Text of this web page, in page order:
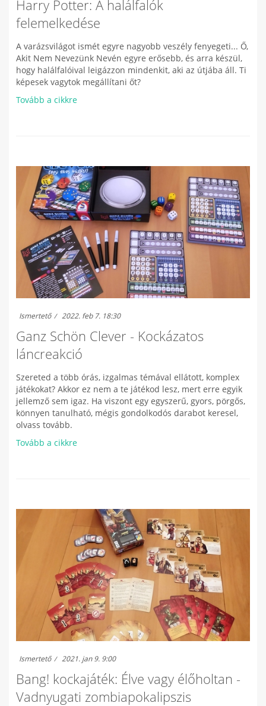
Harry Potter: A halálfalók
felemelkedése
A varázsvilágot ismét egyre nagyobb veszély fenyegeti... Ő,
Akit Nem Nevezünk Nevén egyre erősebb, és arra készül,
hogy halálfalóival leigázzon mindenkit, aki az útjába áll. Ti
képesek vagytok megállítani őt?
Tovább a cikkre
Ismertető 2022. feb 7. 18:30
Ganz Schön Clever - Kockázatos
láncreakció
Szereted a több órás, izgalmas témával ellátott, komplex
játékokat? Akkor ez nem a te játékod lesz, mert erre egyik
jellemző sem igaz. Ha viszont egy egyszerű, gyors, pörgős,
könnyen tanulható, mégis gondolkodós darabot keresel,
olvass tovább.
Tovább a cikkre
Ismertető 2021. jan 9. 9:00
Bang! kockajáték: Élve vagy élőholtan -
Vadnyugati zombiapokalipszis